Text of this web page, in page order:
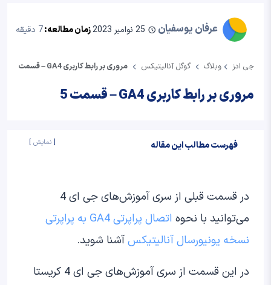
عرفان یوسفیان 25 نوامبر 2023 زمان مطالعه:7 دقیقه
جی ادز وبلاگ گوگل آنالیتیکس مروری بر رابط کاربری GA4 – قسمت 5
مروری بر رابط کاربری GA4 – قسمت 5
فهرست مطالب این مقاله نمایش
در قسمت قبلی از سری آموزش‌های جی ای 4
می‌توانید با نحوه
اتصال پراپرتی GA4 به پراپرتی
نسخه یونیورسال آنالیتیکسآشنا شوید.
در این قسمت از سری آموزش‌های جی ای 4 کریستا